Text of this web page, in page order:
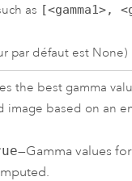
as [<gamma1>,
par défaut est None)
the best gamma
image based on an
—Gamma values